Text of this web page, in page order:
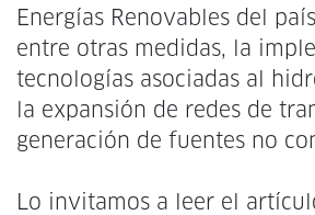
Energías Renovables del
entre otras medidas, la
tecnologías asociadas al
la expansión de redes de
generación de fuentes no
Lo invitamos a leer el